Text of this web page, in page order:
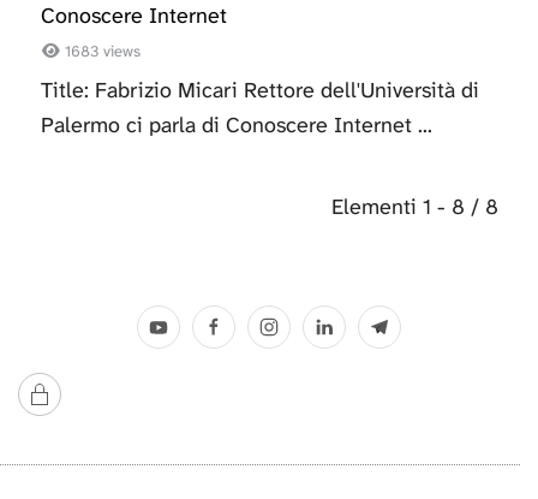
Conoscere Internet
1683 views
Title: Fabrizio Micari Rettore dell'Università di
Palermo ci parla di Conoscere Internet ...
Elementi 1 - 8 / 8